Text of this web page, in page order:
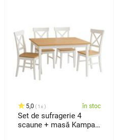
5,0 1x în stoc
Set de sufragerie 4
scaune + masă Kampali,